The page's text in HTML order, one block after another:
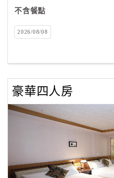
員
戶
客
服
聯
單
上
不含餐點
2026/08/08
豪華四人房